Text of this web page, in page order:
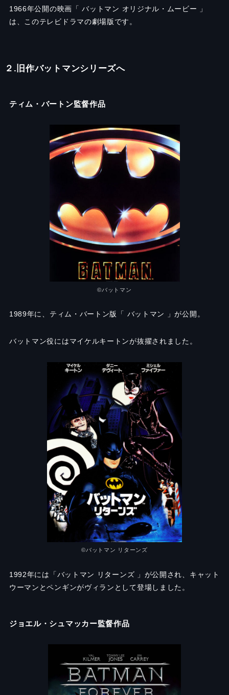
1966年公開の映画「 バットマン オリジナル・ムービー 」
は、このテレビドラマの劇場版です。
２.旧作バットマンシリーズへ
ティム・バートン監督作品
©バットマン
1989年に、ティム・バートン版「 バットマン 」が公開。
バットマン役にはマイケルキートンが抜擢されました。
©バットマン リターンズ
1992年には「バットマン リターンズ 」が公開され、キャット
ウーマンとペンギンがヴィランとして登場しました。
ジョエル・シュマッカー監督作品